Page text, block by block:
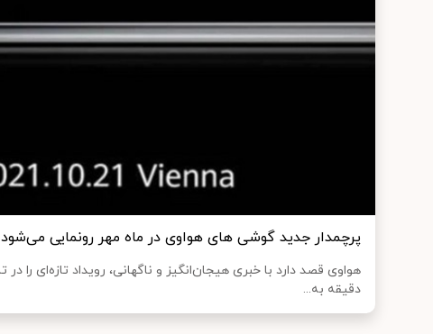
پرچمدار جدید گوشی های هواوی در ماه مهر رونمایی می‌شود
دقیقه به...